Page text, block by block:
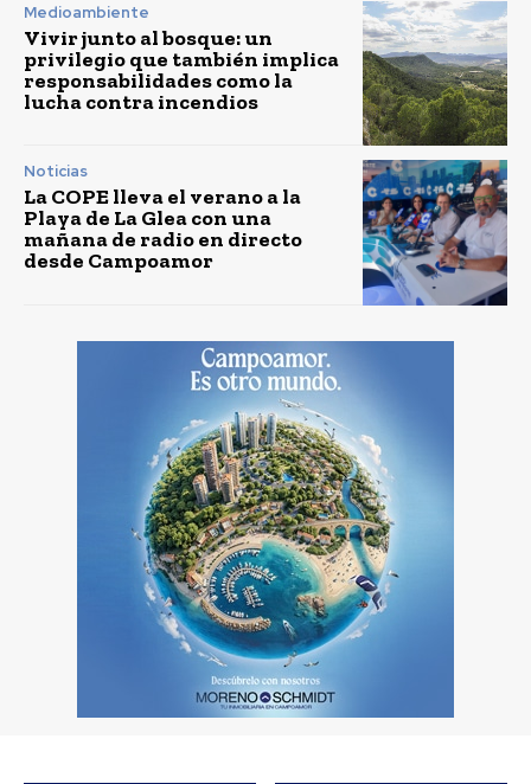
Medioambiente
Vivir junto al bosque: un
privilegio que también implica
responsabilidades como la
lucha contra incendios
Noticias
La COPE lleva el verano a la
Playa de La Glea con una
mañana de radio en directo
desde Campoamor